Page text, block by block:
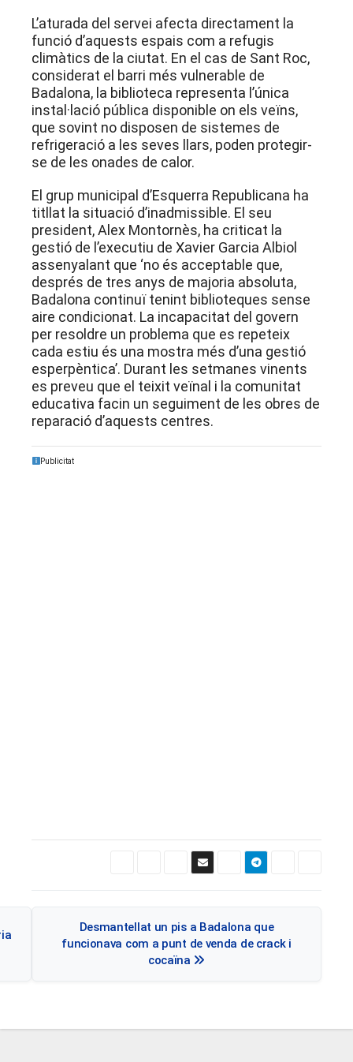
L’aturada del servei afecta directament la
funció d’aquests espais com a refugis
climàtics de la ciutat. En el cas de Sant Roc,
considerat el barri més vulnerable de
Badalona, la biblioteca representa l’única
instal·lació pública disponible on els veïns,
que sovint no disposen de sistemes de
refrigeració a les seves llars, poden protegir-
se de les onades de calor.
El grup municipal d’Esquerra Republicana ha
titllat la situació d’inadmissible. El seu
president, Alex Montornès, ha criticat la
gestió de l’executiu de Xavier Garcia Albiol
assenyalant que ‘no és acceptable que,
després de tres anys de majoria absoluta,
Badalona continuï tenint biblioteques sense
aire condicionat. La incapacitat del govern
per resoldre un problema que es repeteix
cada estiu és una mostra més d’una gestió
esperpèntica’. Durant les setmanes vinents
es preveu que el teixit veïnal i la comunitat
educativa facin un seguiment de les obres de
reparació d’aquests centres.
Publicitat
Desmantellat un pis a Badalona que
funcionava com a punt de venda de crack i
cocaïna